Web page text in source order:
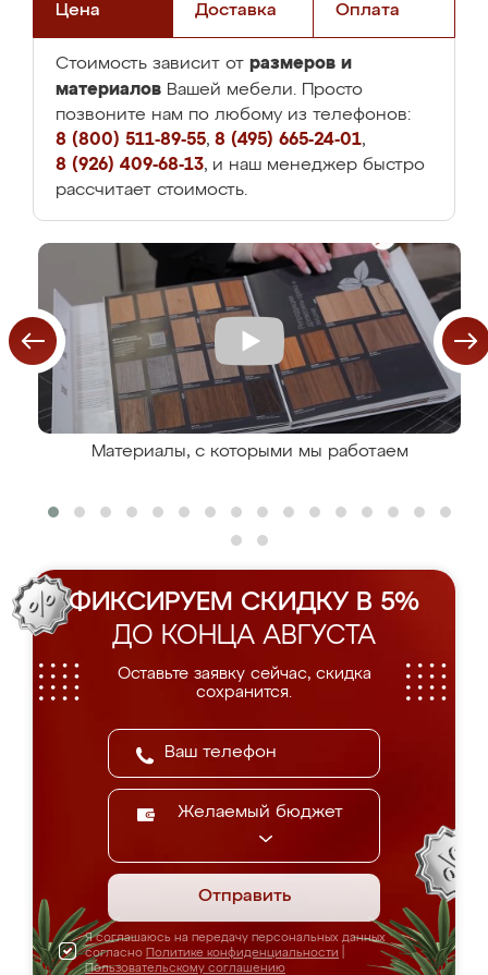
Цена Доставка Оплата
Стоимость зависит от размеров и
материалов Вашей мебели. Просто
позвоните нам по любому из телефонов:
8 (800) 511-89-55, 8 (495) 665-24-01,
8 (926) 409-68-13, и наш менеджер быстро
рассчитает стоимость.
Материалы, с которыми мы работаем
ФИКСИРУЕМ СКИДКУ В 5%
ДО КОНЦА АВГУСТА
Оставьте заявку сейчас, скидка
сохранится.
Желаемый бюджет
Отправить
Я соглашаюсь на передачу персональных данных
согласно Политике конфиденциальности
Пользовательскому соглашению